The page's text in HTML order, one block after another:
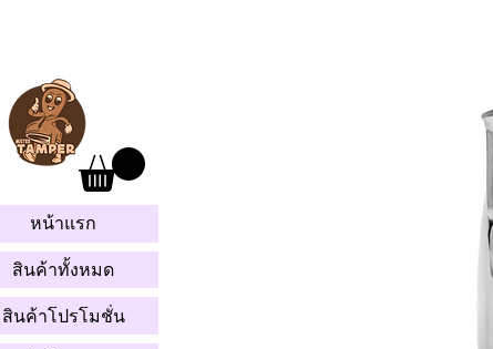
หน้าแรก
สินค้าทั้งหมด
สินค้าโปรโมชั่น